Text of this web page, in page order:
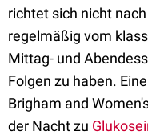
richtet sich nicht
regelmäßig vom
Mittag- und
Folgen zu haben. Eine
Brigham and
der Nacht zu